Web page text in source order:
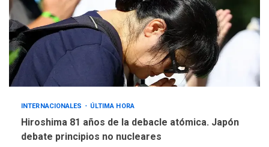
INTERNACIONALES ÚLTIMA HORA
Hiroshima 81 años de la debacle atómica. Japón
debate principios no nucleares